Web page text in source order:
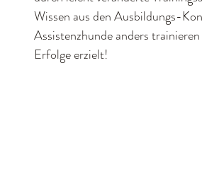
Wissen aus den Ausbildungs-
Assistenzhunde anders
Erfolge erzielt!